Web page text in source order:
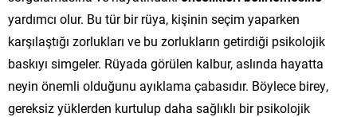
yardımcı olur. Bu tür bir rüya, kişinin seçim yaparken
karşılaştığı zorlukları ve bu zorlukların getirdiği psikolojik
baskıyı simgeler. Rüyada görülen kalbur, aslında hayatta
neyin önemli olduğunu ayıklama çabasıdır. Böylece birey,
gereksiz yüklerden kurtulup daha sağlıklı bir psikolojik